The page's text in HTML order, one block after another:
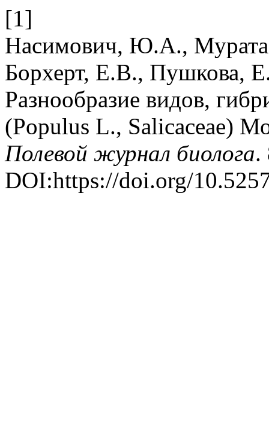
[1]
Насимович, Ю.А.,
Борхерт, Е.В., Пушкова,
Разнообразие видов,
(Populus L., Salicaceae)
Полевой журнал биолога.
DOI:https://doi.org/